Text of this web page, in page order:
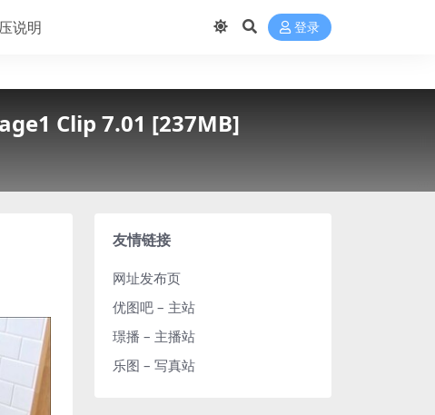
说明 登录
Clip 7.01 [237MB]
友情链接
网址发布页
优图吧 – 主站
璟播 – 主播站
乐图 – 写真站